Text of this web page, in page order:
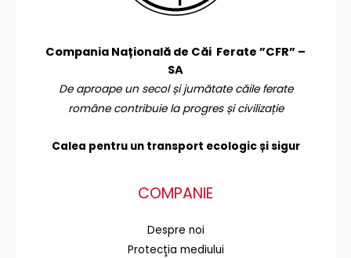
Compania Națională de Căi Ferate ”CFR” –
SA
De aproape un secol și jumătate căile ferate
române contribuie la progres și civilizație
Calea pentru un transport ecologic și sigur
COMPANIE
Despre noi
Protecţia mediului